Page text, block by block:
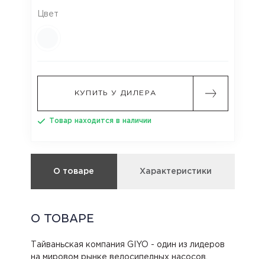
О товаре Характеристики
О ТОВАРЕ
Тайваньская компания GIYO - один из лидеров
на мировом рынке велосипедных насосов.
Цвет
КУПИТЬ У ДИЛЕРА
Товар находится в наличии